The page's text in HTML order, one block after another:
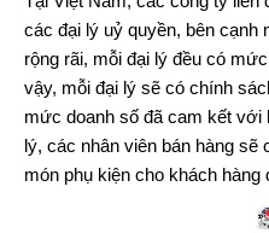
các đại lý uỷ quyền, bên
rộng rãi, mỗi đại lý đều có
vậy, mỗi đại lý sẽ có chính
mức doanh số đã cam kết với
lý, các nhân viên bán hàng sẽ
món phụ kiện cho khách